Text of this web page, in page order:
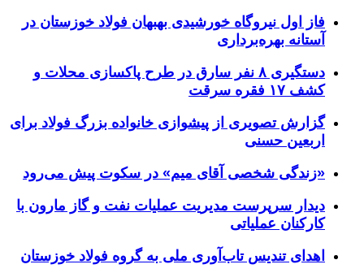
فاز اول نیروگاه خورشیدی بهبهان فولاد خوزستان در
آستانه بهره‌برداری
دستگیری ۸ نفر سارق در طرح پاکسازی محلات و
کشف ۱۷ فقره سرقت
گزارش تصویری از پیشوازی خانواده بزرگ فولاد برای
اربعین حسنی
«زندگی شخصی آقای میم» در سکوت پیش می‌رود
دیدار سرپرست مدیریت عملیات نفت و گاز مارون با
کارکنان عملیاتی
اهدای تندیس تاب‌آوری ملی به گروه فولاد خوزستان